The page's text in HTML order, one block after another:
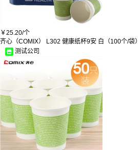
李字
致嘉数码钢琴/ZHIJIA
GRAMPUS/虎鲸威尼
仁和
河北
优创
培乐迪
卡尔
海邦
绿得保
海氏海诺
惠百施
￥25.20/个
齐心（COMIX） L302 健康纸杯9安 白（100个/袋）
测试公司